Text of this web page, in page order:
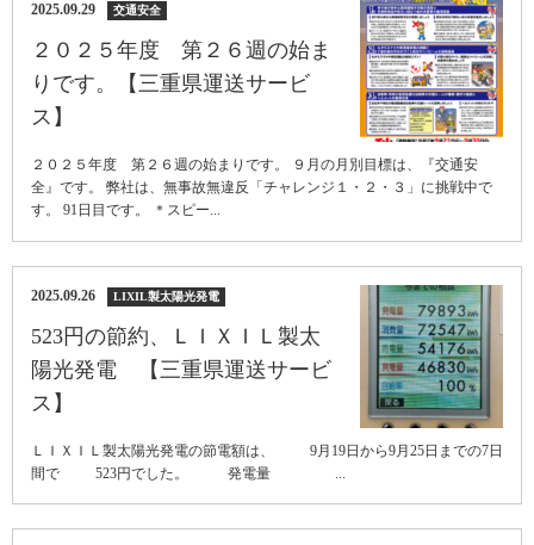
2025.09.29 交通安全
２０２５年度 第２６週の始ま
りです。【三重県運送サービ
ス】
２０２５年度 第２６週の始まりです。 ９月の月別目標は、『交通安
全』です。 弊社は、無事故無違反「チャレンジ１・２・３」に挑戦中で
す。 91日目です。 ＊スピー...
2025.09.26 LIXIL製太陽光発電
523円の節約、ＬＩＸＩＬ製太
陽光発電 【三重県運送サービ
ス】
ＬＩＸＩＬ製太陽光発電の節電額は、 9月19日から9月25日までの7日
間で 523円でした。 発電量 ...